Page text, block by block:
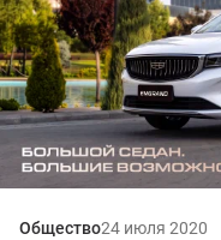
Общество24 июля 2020